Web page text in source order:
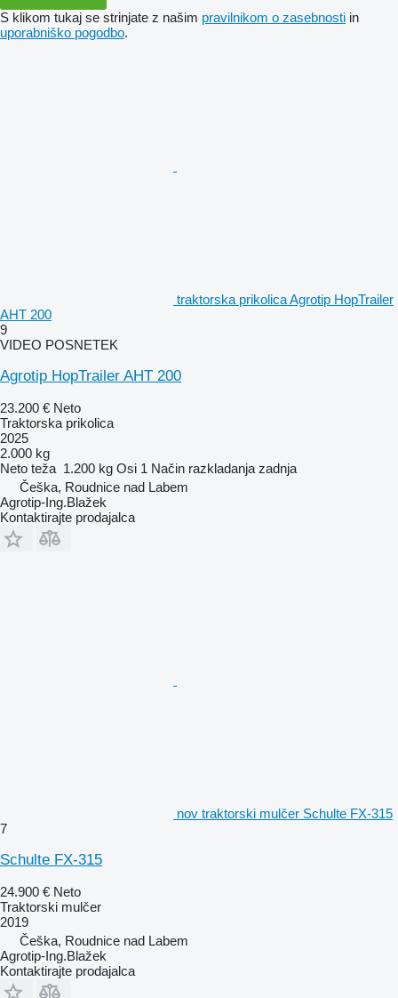
S klikom tukaj se strinjate z našim pravilnikom o zasebnosti in
uporabniško pogodbo.
traktorska prikolica Agrotip HopTrailer
AHT 200
9
VIDEO POSNETEK
Agrotip HopTrailer AHT 200
23.200 € Neto
Traktorska prikolica
2025
2.000 kg
Neto teža 1.200 kg Osi 1 Način razkladanja zadnja
Češka, Roudnice nad Labem
Agrotip-Ing.Blažek
Kontaktirajte prodajalca
nov traktorski mulčer Schulte FX-315
7
Schulte FX-315
24.900 € Neto
Traktorski mulčer
2019
Češka, Roudnice nad Labem
Agrotip-Ing.Blažek
Kontaktirajte prodajalca